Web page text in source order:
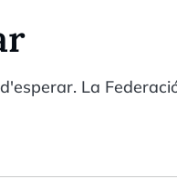
La